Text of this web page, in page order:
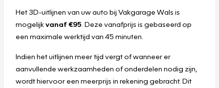
Het 3D-uitlijnen van uw auto bij Vakgarage Wals is
mogelijkvanaf €95 . Deze vanafprijs is gebaseerd op
een maximale werktijd van 45 minuten.
Indien het uitlijnen meer tijd vergt of wanneer er
aanvullende werkzaamheden of onderdelen nodig zijn,
wordt hiervoor een meerprijs in rekening gebracht. Dit